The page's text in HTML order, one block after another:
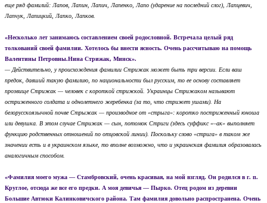
еще ряд фамилий: Лапов, Лапин, Лапич, Лапенко, Лапо (ударение на последний слог), Лапцевич,
Лапчук, Лапицкий, Лапко, Лапков.
«Несколько лет занимаюсь составлением своей родословной. Встречала целый ряд
толкований своей фамилии. Хотелось бы внести ясность. Очень рассчитываю на помощь
Валентины Петровны.Нина Стрижак, Минск».
— Действительно, у происхождения фамилии Стрижак может быть три версии. Если ваш
предок, давший такую фамилию, по национальности был русским, то ее основу составляет
прозвище Стрижак — человек с короткой стрижкой. Украинцы Стрижаком называют
остриженного солдата и однолетнего жеребенка (за то, что стрижет ушами). На
белорусскоязычной почве Стрыжак — производное от «стрыга»: коротко постриженный юноша
или девушка. В этом случае Стрижак — сын, потомок Стриги (здесь суффикс «–ак» выполняет
функцию родственных отношений по отцовской линии). Поскольку слово «стрига» в таком же
значении есть и в украинском языке, то вполне возможно, что и украинская фамилия образовалась
аналогичным способом.
«Фамилия моего мужа — Стамбровский, очень красивая, на мой взгляд. Он родился в г. п.
Круглое, отсюда же все его предки. А моя девичья — Пырко. Отец родом из деревни
Большие Автюки Калинковичского района. Там фамилия довольно распространена. Очень